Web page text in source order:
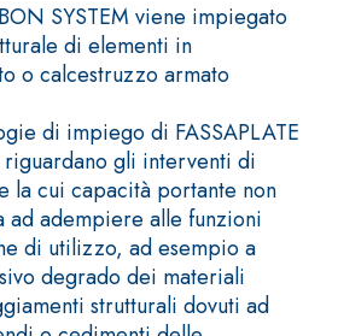
SYSTEM viene impiegato
di elementi in
o calcestruzzo armato
di impiego di FASSAPLATE
riguardano gli interventi di
la cui capacità portante non
ad adempiere alle funzioni
di utilizzo, ad esempio a
degrado dei materiali
strutturali dovuti ad
interni